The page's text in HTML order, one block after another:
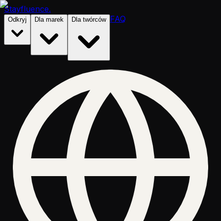
Stayfluence.
Odkryj Dla marek Dla twórców FAQ